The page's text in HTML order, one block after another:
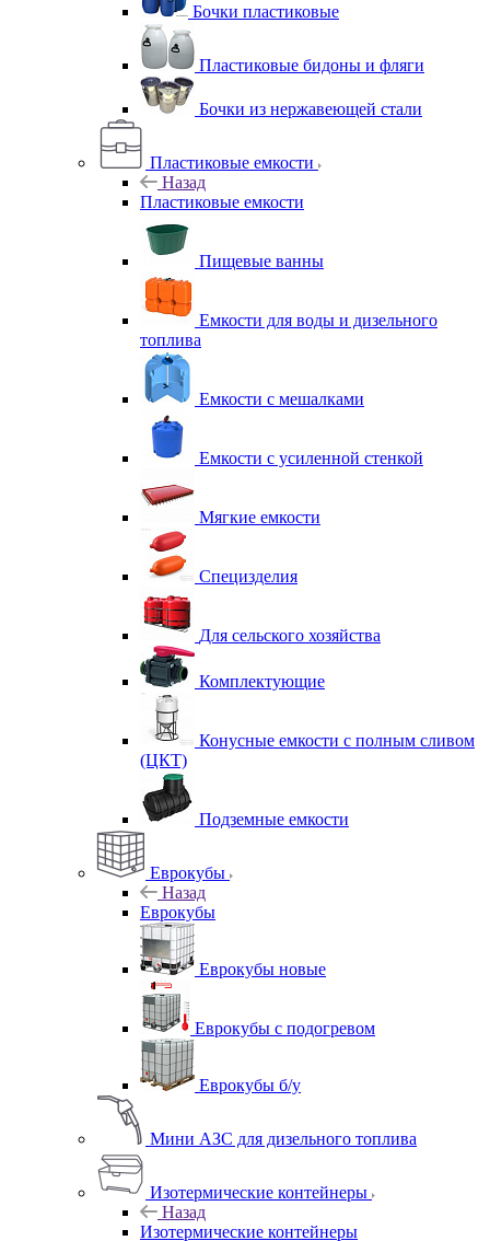
Бочки пластиковые
Пластиковые бидоны и фляги
Бочки из нержавеющей стали
Пластиковые емкости
Назад
Пластиковые емкости
Пищевые ванны
Емкости для воды и дизельного
топлива
Емкости с мешалками
Емкости с усиленной стенкой
Мягкие емкости
Специзделия
Для сельского хозяйства
Комплектующие
Конусные емкости с полным сливом
(ЦКТ)
Подземные емкости
Еврокубы
Назад
Еврокубы
Еврокубы новые
Еврокубы с подогревом
Еврокубы б/у
Мини АЗС для дизельного топлива
Изотермические контейнеры
Назад
Изотермические контейнеры